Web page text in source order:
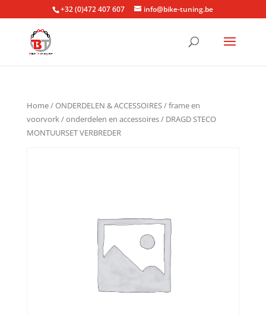
+32 (0)472 407 607 info@bike-tuning.be
Home/ONDERDELEN & ACCESSOIRES/frame en
voorvork/onderdelen en accessoires/ DRAGD STECO
MONTUURSET VERBREDER